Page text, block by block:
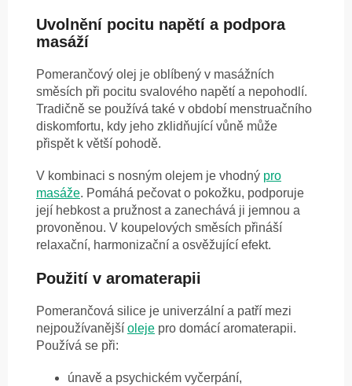
Uvolnění pocitu napětí a podpora
masáží
Pomerančový olej je oblíbený v masážních
směsích při pocitu svalového napětí a nepohodlí.
Tradičně se používá také v období menstruačního
diskomfortu, kdy jeho zklidňující vůně může
přispět k větší pohodě.
V kombinaci s nosným olejem je vhodný pro
masáže. Pomáhá pečovat o pokožku, podporuje
její hebkost a pružnost a zanechává ji jemnou a
provoněnou. V koupelových směsích přináší
relaxační, harmonizační a osvěžující efekt.
Použití v aromaterapii
Pomerančová silice je univerzální a patří mezi
nejpoužívanější oleje pro domácí aromaterapii.
Používá se při:
únavě a psychickém vyčerpání,